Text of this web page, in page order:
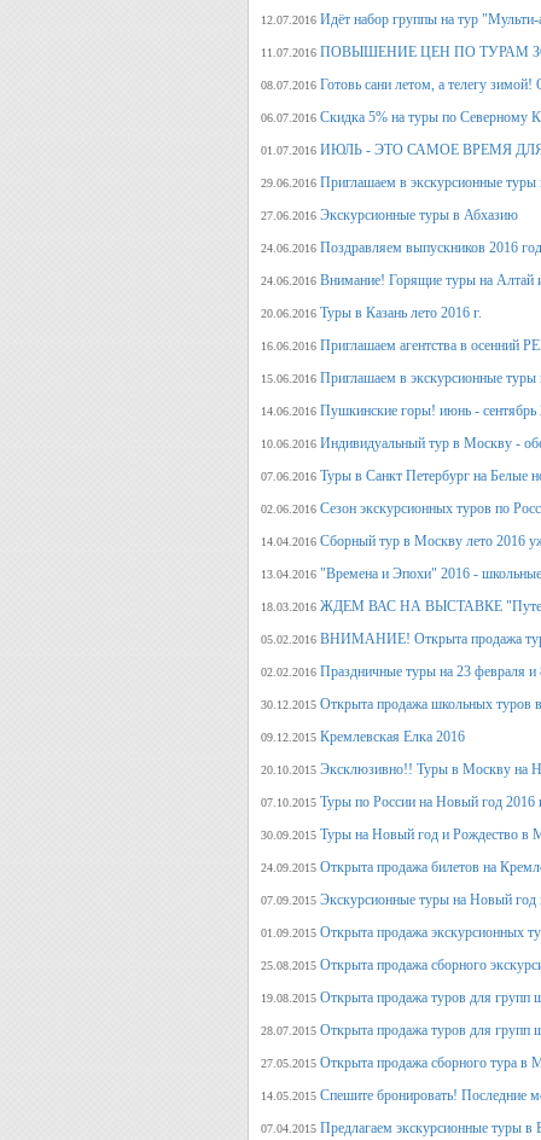
12.07.2016 Идёт набор группы на тур
11.07.2016 ПОВЫШЕНИЕ ЦЕН ПО ТУРАМ
08.07.2016 Готовь сани летом, а
06.07.2016 Скидка 5% на туры по Северному
01.07.2016 ИЮЛЬ - ЭТО САМОЕ ВРЕМЯ
29.06.2016 Приглашаем в экскурсионные
27.06.2016 Экскурсионные туры в Абхазию
24.06.2016 Поздравляем выпускников
24.06.2016 Внимание! Горящие туры на Алтай
20.06.2016 Туры в Казань лето 2016 г.
16.06.2016 Приглашаем агентства в
15.06.2016 Приглашаем в экскурсионные туры
14.06.2016 Пушкинские горы! июнь - сентябрь
10.06.2016 Индивидуальный тур в Москву -
07.06.2016 Туры в Санкт Петербург на Белые
02.06.2016 Сезон экскурсионных туров по
14.04.2016 Сборный тур в Москву лето 2016
13.04.2016 "Времена и Эпохи" 2016 - школьные
18.03.2016 ЖДЕМ ВАС НА ВЫСТАВКЕ
05.02.2016 ВНИМАНИЕ! Открыта продажа
02.02.2016 Праздничные туры на 23 февраля и
30.12.2015 Открыта продажа школьных туров
09.12.2015 Кремлевская Елка 2016
20.10.2015 Эксклюзивно!! Туры в Москву на
07.10.2015 Туры по России на Новый год 2016
30.09.2015 Туры на Новый год и Рождество в
24.09.2015 Открыта продажа билетов на
07.09.2015 Экскурсионные туры на Новый год
01.09.2015 Открыта продажа экскурсионных
25.08.2015 Открыта продажа сборного
19.08.2015 Открыта продажа туров для групп
28.07.2015 Открыта продажа туров для групп
27.05.2015 Открыта продажа сборного тура в
14.05.2015 Спешите бронировать! Последние
07.04.2015 Предлагаем экскурсионные туры в